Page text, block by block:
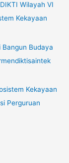
Wilayah VI
Kekayaan
Bangun Budaya
Kekayaan
Perguruan